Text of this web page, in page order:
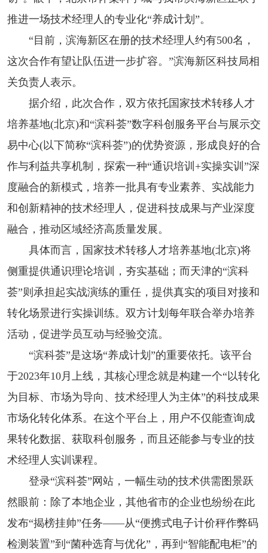
推进一场技术经理人的专业化“养成计划”。
“目前，滨海新区在册的技术经理人约有500名，
这次合作有望让队伍进一步扩容。”滨海新区科技局相
关负责人表示。
据介绍，此次合作，双方依托国家技术转移人才
培养基地(北京)和“滨科荟”数字科创服务平台与展示交
易中心(以下简称“滨科荟”)的优势资源，形成良好的合
作与利益共享机制，探索一种“通识培训+实操实训”深
度融合的新模式，培养一批具有专业素养、实战能力
和创新精神的技术经理人，促进科技成果与产业深度
融合，推动区域经济高质量发展。
具体而言，国家技术转移人才培养基地(北京)将
侧重提供通识理论培训，夯实基础；而天津的“滨科
荟”则承担起实战演练的重任，提供真实的项目对接和
转化场景进行实操训练。双方计划每年联合举办培养
活动，促进学员互动与经验交流。
“滨科荟”是这场“养成计划”的重要依托。该平台
于2023年10月上线，其核心理念就是构建一个“以转化
为目标、市场为导向、技术经理人为主体”的科技成果
市场化转化体系。在这个平台上，用户不仅能查询成
果转化数据、获取科创服务，而且还能参与专业的技
术经理人实训课程。
登录“滨科荟”网站，一幅生动的技术供需图景跃
然眼前：除了本地企业，其他省市的企业也纷纷在此
发布“揭榜挂帅”任务——从“便携式电子计价秤作弊码
检测装置”到“菌种选育与优化”，再到“智能配电柜”的